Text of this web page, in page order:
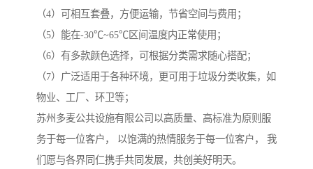
（4）可相互套叠，方便运输，节省空间与费用；
（5）能在-30℃~65℃区间温度内正常使用；
（6）有多款颜色选择，可根据分类需求随心搭配；
（7）广泛适用于各种环境，更可用于垃圾分类收集，如
物业、工厂、环卫等；
苏州多麦公共设施有限公司以高质量、高标准为原则服
务于每一位客户， 以饱满的热情服务于每一位客户， 我
们愿与各界同仁携手共同发展，共创美好明天。